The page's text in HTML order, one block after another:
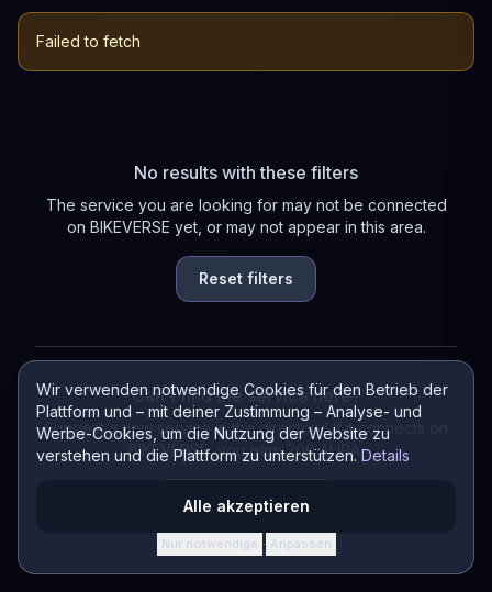
Wir verwenden notwendige Cookies für den Betrieb der
Plattform und – mit deiner Zustimmung – Analyse- und
Werbe-Cookies, um die Nutzung der Website zu
verstehen und die Plattform zu unterstützen. Details
Alle akzeptieren
Nur notwendige · Anpassen
Failed to fetch
No results with these filters
The service you are looking for may not be connected
on BIKEVERSE yet, or may not appear in this area.
Reset filters
Can't find the service here?
Suggest a new service in the directory! If it connects on
BIKEVERSE, you earn 200 AURA.
Suggest a service